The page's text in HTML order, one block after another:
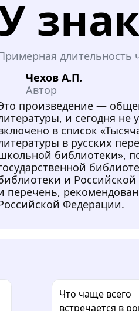
длительность
Чехов А.П.
Автор
произведение —
и сегодня
в список
в русских
библиотеки»,
и
перечень,
Федерации.
Что чаще всего
встречается в